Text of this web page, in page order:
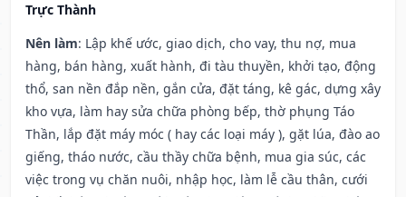
Trực Thành
Nên làm: Lập khế ước, giao dịch, cho vay, thu nợ, mua
hàng, bán hàng, xuất hành, đi tàu thuyền, khởi tạo, động
thổ, san nền đắp nền, gắn cửa, đặt táng, kê gác, dựng xây
kho vựa, làm hay sửa chữa phòng bếp, thờ phụng Táo
Thần, lắp đặt máy móc ( hay các loại máy ), gặt lúa, đào ao
giếng, tháo nước, cầu thầy chữa bệnh, mua gia súc, các
việc trong vụ chăn nuôi, nhập học, làm lễ cầu thân, cưới